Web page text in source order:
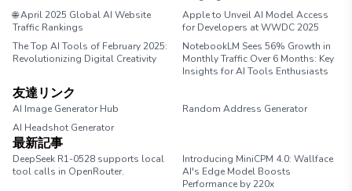
🌐 April 2025 Global AI Website
Traffic Rankings
Apple to Unveil AI Model Access
for Developers at WWDC 2025
The Top AI Tools of February 2025:
Revolutionizing Digital Creativity
NotebookLM Sees 56% Growth in
Monthly Traffic Over 6 Months: Key
Insights for AI Tools Enthusiasts
友達リンク
AI Image Generator Hub
Random Address Generator
AI Headshot Generator
最新記事
DeepSeek R1-0528 supports local
tool calls in OpenRouter.
Introducing MiniCPM 4.0: Wallface
AI's Edge Model Boosts
Performance by 220x